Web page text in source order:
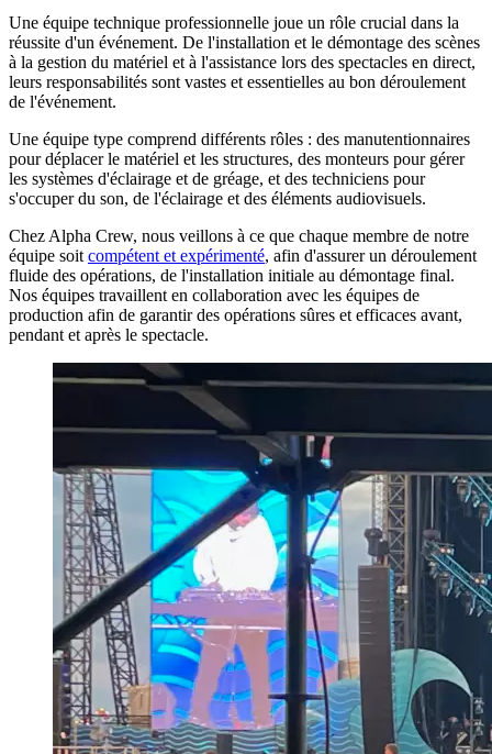
Une équipe technique professionnelle joue un rôle crucial dans la
réussite d'un événement. De l'installation et le démontage des scènes
à la gestion du matériel et à l'assistance lors des spectacles en direct,
leurs responsabilités sont vastes et essentielles au bon déroulement
de l'événement.
Une équipe type comprend différents rôles : des manutentionnaires
pour déplacer le matériel et les structures, des monteurs pour gérer
les systèmes d'éclairage et de gréage, et des techniciens pour
s'occuper du son, de l'éclairage et des éléments audiovisuels.
Chez Alpha Crew, nous veillons à ce que chaque membre de notre
équipe soit compétent et expérimenté, afin d'assurer un déroulement
fluide des opérations, de l'installation initiale au démontage final.
Nos équipes travaillent en collaboration avec les équipes de
production afin de garantir des opérations sûres et efficaces avant,
pendant et après le spectacle.